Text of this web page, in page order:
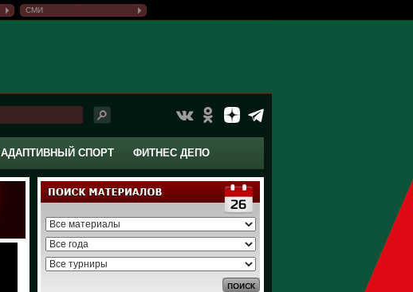
СМИ
АДАПТИВНЫЙ СПОРТ ФИТНЕС ДЕПО